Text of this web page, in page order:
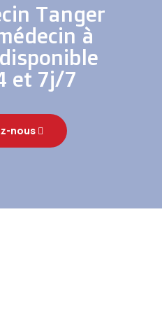
Tanger
à
et 7j/7
nous